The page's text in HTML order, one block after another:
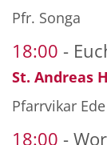
Pfr. Songa
18:00
St. Andreas
Pfarrvikar Ede
18:00